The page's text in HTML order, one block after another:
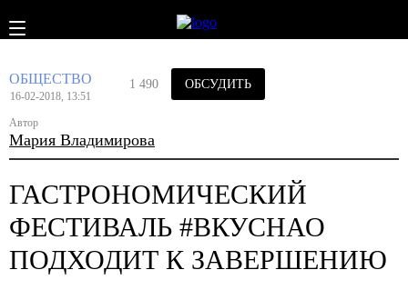
ОБЩЕСТВО
16-02-2018, 13:51
Автор
Мария Владимирова
1 490 ОБСУДИТЬ
ГАСТРОНОМИЧЕСКИЙ
ФЕСТИВАЛЬ #ВКУСНАО
ПОДХОДИТ К ЗАВЕРШЕНИЮ